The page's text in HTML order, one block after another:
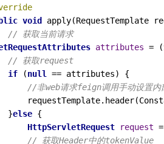
void apply(RequestTemplate
// 获取当前请求
attributes =
// 获取request
if (null
== attributes) {
//非web请求feign调用手动设置内
}
else {
HttpServletRequest
request =
// 获取Header中的tokenValue